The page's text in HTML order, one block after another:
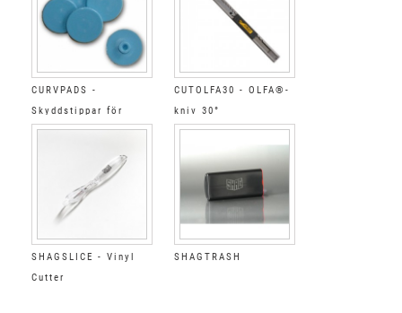
CURVPADS -
Skyddstippar för
CURVCUTTER
CUTOLFA30 - OLFA®-
kniv 30°
SHAGSLICE - Vinyl
Cutter
SHAGTRASH